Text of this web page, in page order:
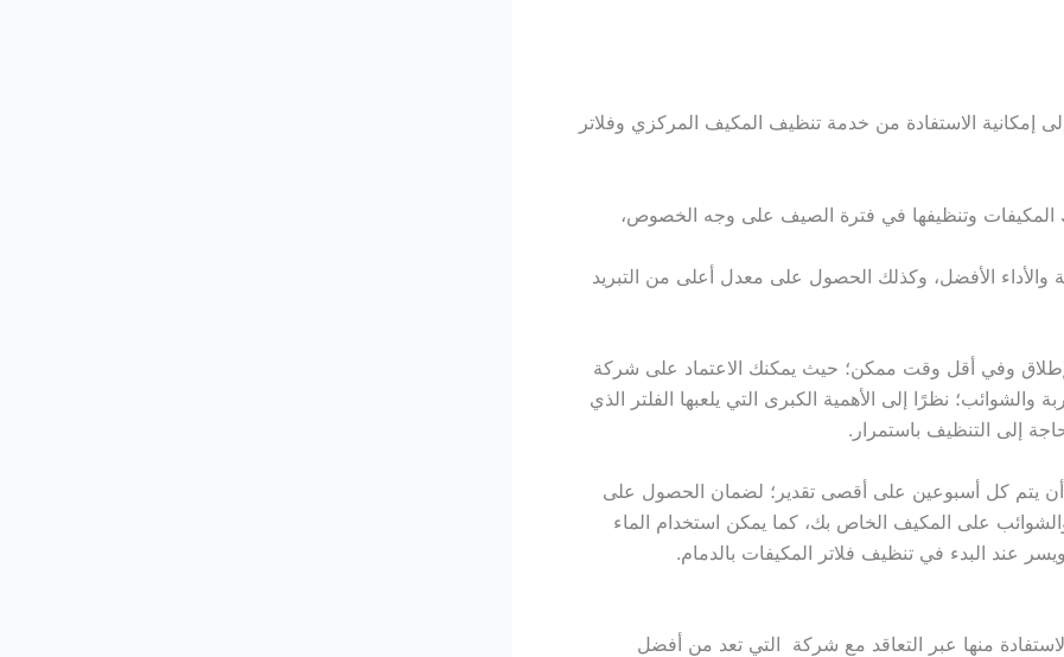
إمكانية الاستفادة من خدمة تنظيف المكيف المركزي وفلاتر
المكيفات وتنظيفها في فترة الصيف على وجه الخصوص،
والأداء الأفضل، وكذلك الحصول على معدل أعلى من التبريد
وفي أقل وقت ممكن؛ حيث يمكنك الاعتماد على شركة
نظرًا إلى الأهمية الكبرى التي يلعبها الفلتر الذي
إلى التنظيف باستمرار.
أن يتم كل أسبوعين على أقصى تقدير؛ لضمان الحصول على
على المكيف الخاص بك، كما يمكن استخدام الماء
عند البدء في تنظيف فلاتر المكيفات بالدمام.
منها عبر التعاقد مع شركة التي تعد من أفضل